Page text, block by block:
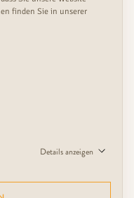
finden Sie in unserer
Details anzeigen